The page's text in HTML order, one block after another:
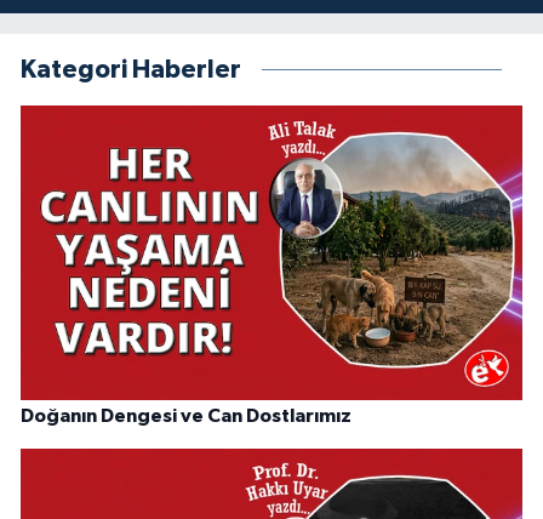
Kategori Haberler
Doğanın Dengesi ve Can Dostlarımız